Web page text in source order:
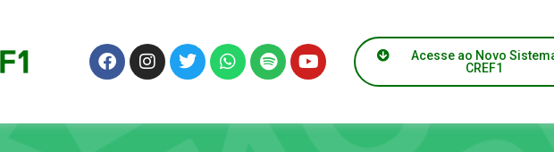
Acesse ao Novo
CREF1